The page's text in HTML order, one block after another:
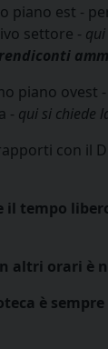
piano est -
settore -
rendiconti
piano ovest
- qui si chiede
con il
il tempo
altri orari è
è